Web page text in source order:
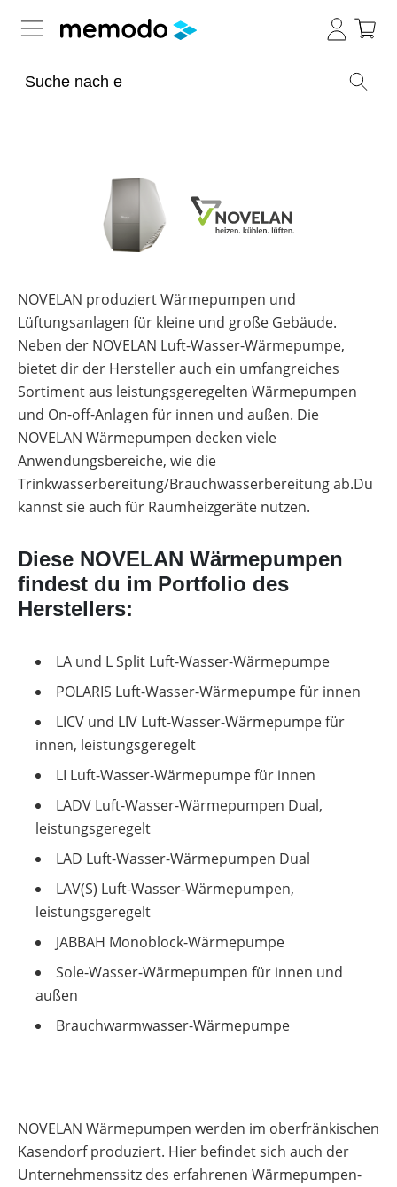
Webinare
mit
Memodos
Webinare
mit
Herstellern
Übersicht
Spezial
Wissen
Webinare
mit
Memodos
Webinare
mit
Herstellern
E-
Learning
Übersicht
Photovoltaik-Wissen
PV-
Module
Heimspeicher
Wechselrichter
Unterkonstruktionen
Übersicht
Produkt-
Kataloge
Vergleiche
&
Freigabelisten
Förderübersicht
Werkzeuge
Sonstiges
PV
Wiki
Unabhängigkeitsrechner
Sektorenkopplung
Gewerbe-Wissen
Themenbereiche
Gewerbespeicher
Großprojekte
Werkzeuge
Übersicht
Vergleich
Gewerbewechselrichter-
Vergleich
für
Alle
Werkzeuge
entdecken
Themenbereiche
Heizungs-
Wärmepumpen
Brauchwasser-
Wärmepumpen
Heizstäbe
Infrarotheizsysteme
Werkzeuge
Übersicht
Produkt-
Kataloge
Vergleiche
&
Förderübersicht
Alle
Werkzeuge
entdecken
Wärmepumpen
Welt
Übersicht
Wärmepumpen
Komplettservice
Anlage
mit
Wärmepumpe
die
Wärmepumpen
Lohnt
eine
Wasser-
Wärmepumpe
Voraussetzungen
Wärmepumpe:
Wirtschaftlichkeit
berechnen
E-Mobility
Themenbereiche
Ladestationen
Werkzeuge
Übersicht
Produkt-
Kataloge
/
Ladesäulen-
Vergleich
E-
Werkzeuge
entdecken
News
Podcast
Werkzeuge
Übersicht
Installateursalltag
Übersicht
Förderungen
Vergleiche
Freigabelisten
Erfassungsbögen
Wallbox-
Ladesäulen-
PV-
Auslegungstools
Marktstammdatenregister
Online-Shop
Deutschland
NOVELAN produziert Wärmepumpen und
Lüftungsanlagen für kleine und große Gebäude.
Neben der NOVELAN Luft-Wasser-Wärmepumpe,
bietet dir der Hersteller auch ein umfangreiches
Sortiment aus leistungsgeregelten Wärmepumpen
und On-off-Anlagen für innen und außen. Die
NOVELAN Wärmepumpen decken viele
Anwendungsbereiche, wie die
Trinkwasserbereitung/Brauchwasserbereitung ab.Du
kannst sie auch für Raumheizgeräte nutzen.
Diese NOVELAN Wärmepumpen
findest du im Portfolio des
Herstellers:
LA und L Split Luft-Wasser-Wärmepumpe
POLARIS Luft-Wasser-Wärmepumpe für innen
LICV und LIV Luft-Wasser-Wärmepumpe für
innen, leistungsgeregelt
LI Luft-Wasser-Wärmepumpe für innen
LADV Luft-Wasser-Wärmepumpen Dual,
leistungsgeregelt
LAD Luft-Wasser-Wärmepumpen Dual
LAV(S) Luft-Wasser-Wärmepumpen,
leistungsgeregelt
JABBAH Monoblock-Wärmepumpe
Sole-Wasser-Wärmepumpen für innen und
außen
Brauchwarmwasser-Wärmepumpe
NOVELAN Wärmepumpen werden im oberfränkischen
Kasendorf produziert. Hier befindet sich auch der
Unternehmenssitz des erfahrenen Wärmepumpen-